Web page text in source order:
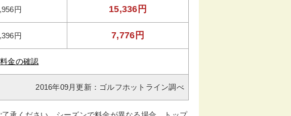
円 15,336円
円 7,776円
金の確認
2016年09月更新：ゴルフホットライン調べ